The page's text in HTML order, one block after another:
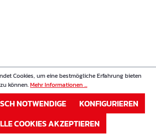
Cookies, um eine bestmögliche Erfahrung bieten
zu können.Mehr Informationen ...
NOTWENDIGE
KONFIGURIEREN
COOKIES AKZEPTIEREN